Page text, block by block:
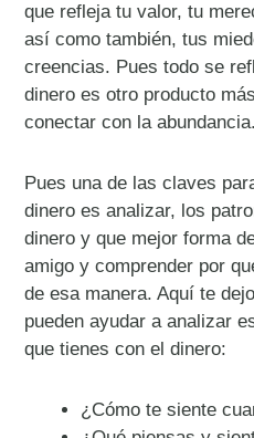
que refleja tu valor, tu
así como también, tus
creencias. Pues todo se
dinero es otro producto
conectar con la abundancia.
Pues una de las claves
dinero es analizar, los
dinero y que mejor forma
amigo y comprender por
de esa manera. Aquí te
pueden ayudar a analizar
que tienes con el dinero:
¿Cómo te siente